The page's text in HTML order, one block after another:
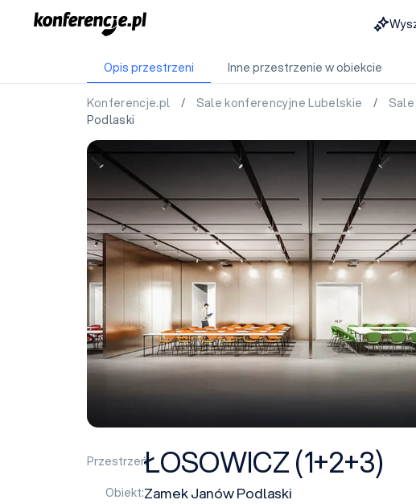
Opis przestrzeni Inne przestrzenie w obiekcie
Konferencje.pl / Sale konferencyjne Lubelskie /
Podlaski
Przestrzeń:ŁOSOWICZ (1+2+3)
Obiekt:Zamek Janów Podlaski